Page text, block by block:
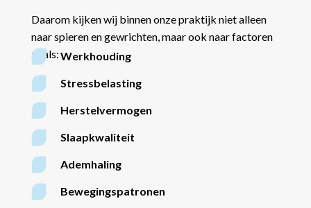
Daarom kijken wij binnen onze praktijk niet alleen
naar spieren en gewrichten, maar ook naar factoren
zoals:Werkhouding
Stressbelasting
Herstelvermogen
Slaapkwaliteit
Ademhaling
Bewegingspatronen